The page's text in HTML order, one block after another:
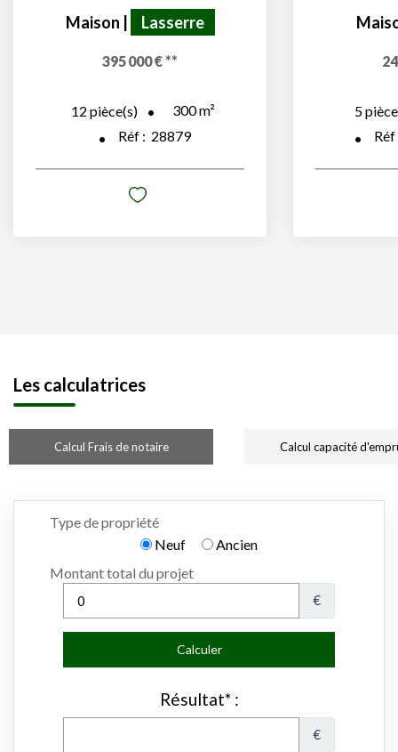
Maison Lasserre
395 000 € **
12 pièce(s) 300m²
Réf : 28879
5
Les calculatrices
Calcul Frais de notaire Calcul capacité